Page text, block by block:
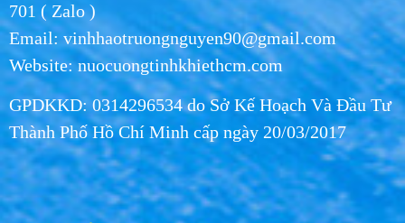
701 ( Zalo )
Email: vinhhaotruongnguyen90@gmail.com
Website: nuocuongtinhkhiethcm.com
GPDKKD: 0314296534 do Sở Kế Hoạch Và Đầu Tư
Thành Phố Hồ Chí Minh cấp ngày 20/03/2017